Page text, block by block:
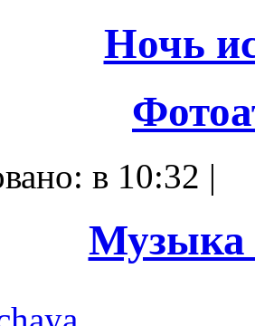
Ночь
в 10:32 |
Музыка